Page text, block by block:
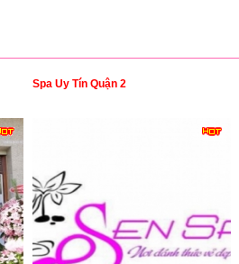
Spa Uy Tín Quận 2